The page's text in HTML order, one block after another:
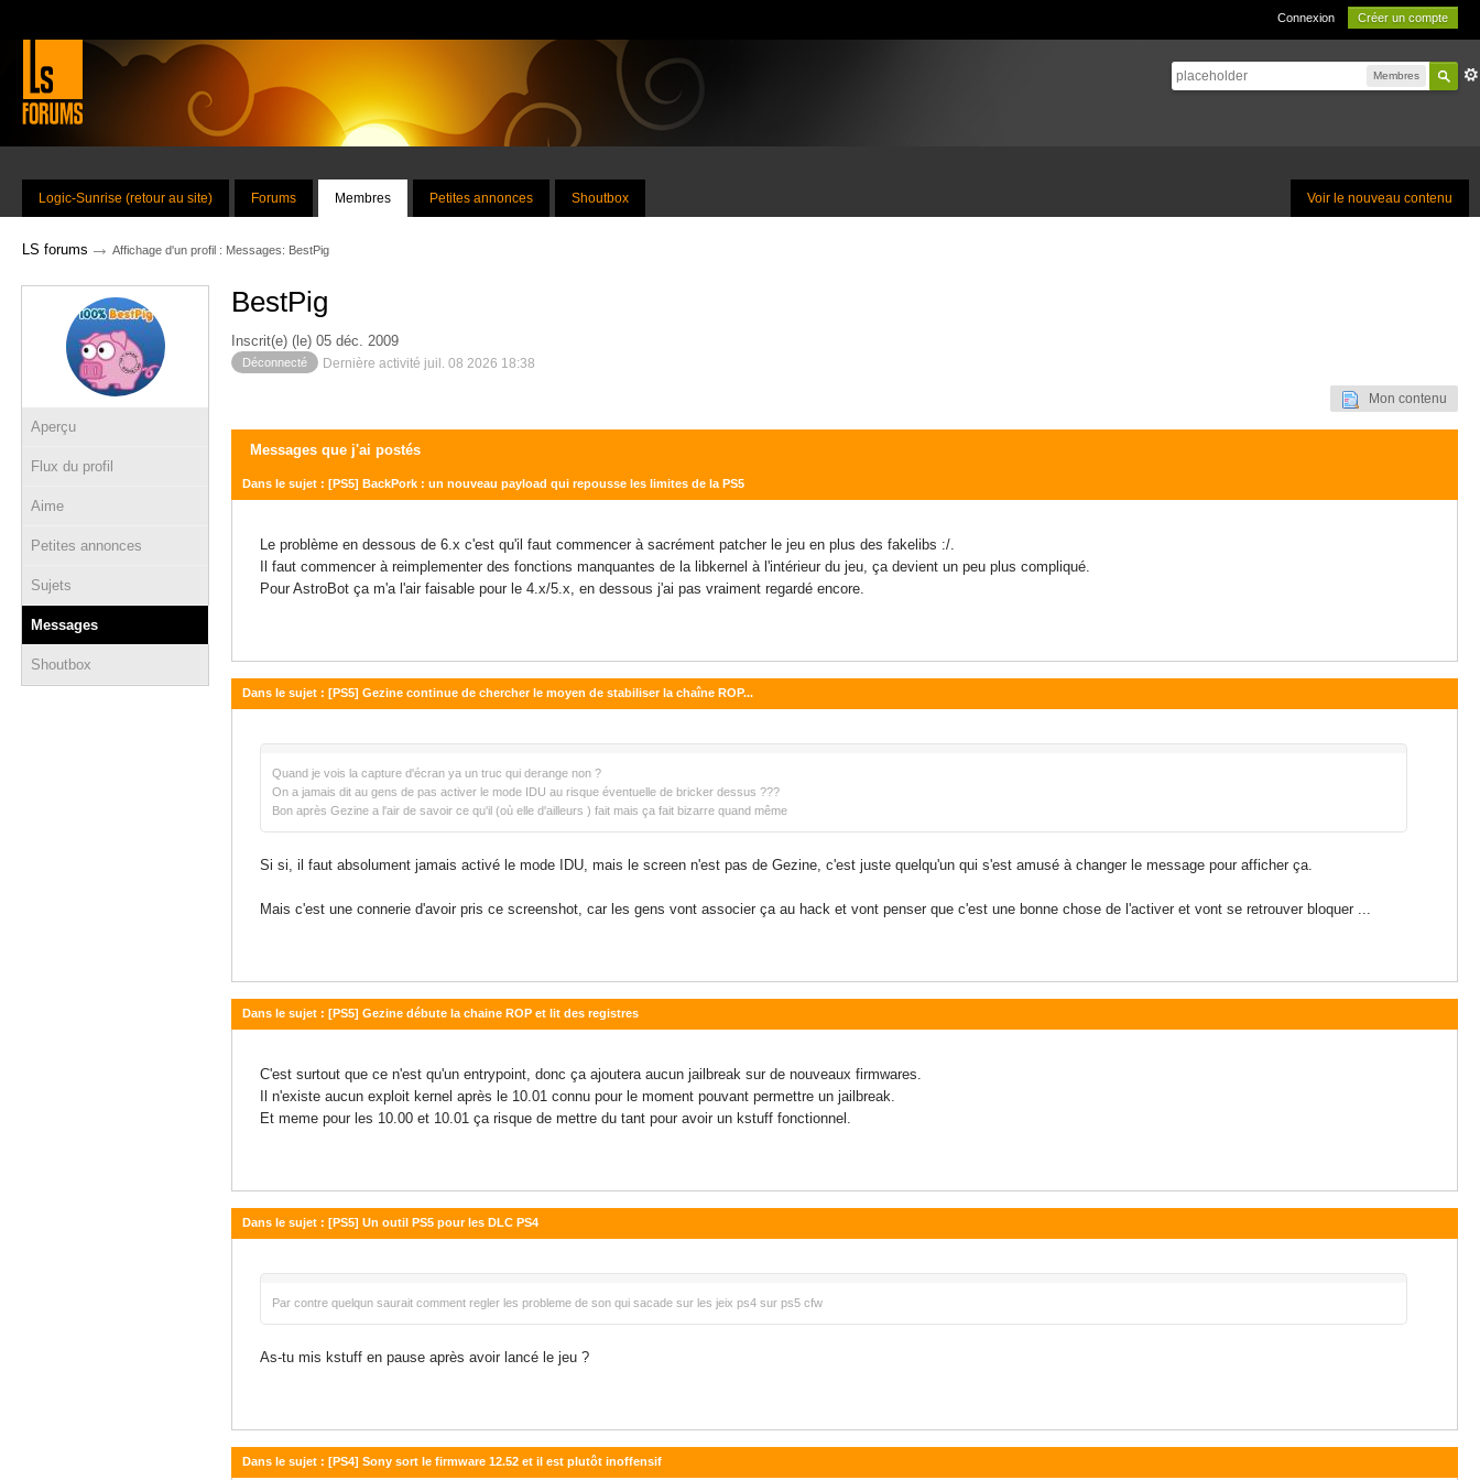
Connexion Créer un compte
Membres
Voir le nouveau contenu
Logic-Sunrise (retour au site) Forums Membres Petites annonces Shoutbox
LS forums → Affichage d'un profil : Messages: BestPig
Aperçu
Flux du profil
Aime
Petites annonces
Sujets
Messages
Shoutbox
BestPig
Inscrit(e) (le) 05 déc. 2009
Déconnecté Dernière activité juil. 08 2026 18:38
Mon contenu
Messages que j'ai postés
Dans le sujet : [PS5] BackPork : un nouveau payload qui repousse les limites de la PS5
Le problème en dessous de 6.x c'est qu'il faut commencer à sacrément patcher le jeu en plus des fakelibs :/.
Il faut commencer à reimplementer des fonctions manquantes de la libkernel à l'intérieur du jeu, ça devient un peu plus compliqué.
Pour AstroBot ça m'a l'air faisable pour le 4.x/5.x, en dessous j'ai pas vraiment regardé encore.
Dans le sujet : [PS5] Gezine continue de chercher le moyen de stabiliser la chaîne ROP...
Quand je vois la capture d'écran ya un truc qui derange non ?
On a jamais dit au gens de pas activer le mode IDU au risque éventuelle de bricker dessus ???
Bon après Gezine a l'air de savoir ce qu'il (où elle d'ailleurs ) fait mais ça fait bizarre quand même
Si si, il faut absolument jamais activé le mode IDU, mais le screen n'est pas de Gezine, c'est juste quelqu'un qui s'est amusé à changer le message pour afficher ça.
Mais c'est une connerie d'avoir pris ce screenshot, car les gens vont associer ça au hack et vont penser que c'est une bonne chose de l'activer et vont se retrouver bloquer ...
Dans le sujet : [PS5] Gezine débute la chaine ROP et lit des registres
C'est surtout que ce n'est qu'un entrypoint, donc ça ajoutera aucun jailbreak sur de nouveaux firmwares.
Il n'existe aucun exploit kernel après le 10.01 connu pour le moment pouvant permettre un jailbreak.
Et meme pour les 10.00 et 10.01 ça risque de mettre du tant pour avoir un kstuff fonctionnel.
Dans le sujet : [PS5] Un outil PS5 pour les DLC PS4
Par contre quelqun saurait comment regler les probleme de son qui sacade sur les jeix ps4 sur ps5 cfw
As-tu mis kstuff en pause après avoir lancé le jeu ?
Dans le sujet : [PS4] Sony sort le firmware 12.52 et il est plutôt inoffensif